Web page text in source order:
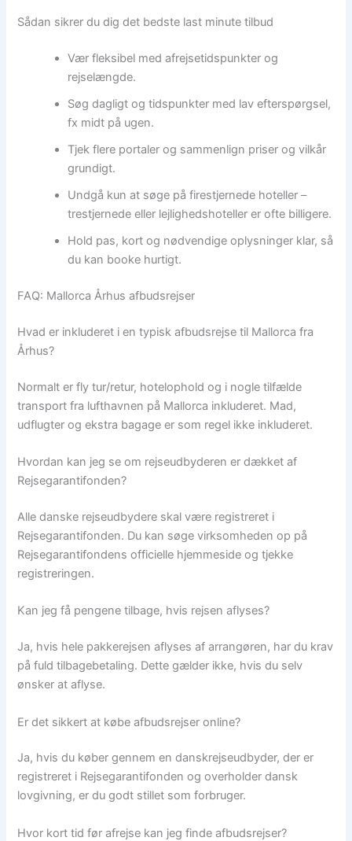
Sådan sikrer du dig det bedste last minute tilbud
Vær fleksibel med afrejsetidspunkter og
rejselængde.
Søg dagligt og tidspunkter med lav efterspørgsel,
fx midt på ugen.
Tjek flere portaler og sammenlign priser og vilkår
grundigt.
Undgå kun at søge på firestjernede hoteller –
trestjernede eller lejlighedshoteller er ofte billigere.
Hold pas, kort og nødvendige oplysninger klar, så
du kan booke hurtigt.
FAQ: Mallorca Århus afbudsrejser
Hvad er inkluderet i en typisk afbudsrejse til Mallorca fra
Århus?
Normalt er fly tur/retur, hotelophold og i nogle tilfælde
transport fra lufthavnen på Mallorca inkluderet. Mad,
udflugter og ekstra bagage er som regel ikke inkluderet.
Hvordan kan jeg se om rejseudbyderen er dækket af
Rejsegarantifonden?
Alle danske rejseudbydere skal være registreret i
Rejsegarantifonden. Du kan søge virksomheden op på
Rejsegarantifondens officielle hjemmeside og tjekke
registreringen.
Kan jeg få pengene tilbage, hvis rejsen aflyses?
Ja, hvis hele pakkerejsen aflyses af arrangøren, har du krav
på fuld tilbagebetaling. Dette gælder ikke, hvis du selv
ønsker at aflyse.
Er det sikkert at købe afbudsrejser online?
Ja, hvis du køber gennem en danskrejseudbyder, der er
registreret i Rejsegarantifonden og overholder dansk
lovgivning, er du godt stillet som forbruger.
Hvor kort tid før afrejse kan jeg finde afbudsrejser?